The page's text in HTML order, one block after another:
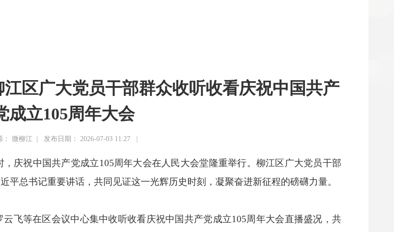
区广大党员干部群众收听收看庆祝中国共产
成立105周年大会
： 微柳江 | 发布日期： 2026-07-03 11:27 |
庆祝中国共产党成立105周年大会在人民大会堂隆重举行。柳江区广大党员干部
平总书记重要讲话，共同见证这一光辉历史时刻，凝聚奋进新征程的磅礴力量。
飞等在区会议中心集中收听收看庆祝中国共产党成立105周年大会直播盛况，共